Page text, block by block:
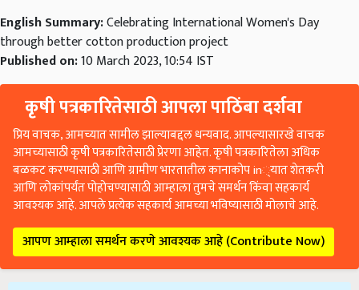
English Summary:Celebrating International Women's Day
through better cotton production project
Published on:10 March 2023, 10:54 IST
कृषी पत्रकारितेसाठी आपला पाठिंबा दर्शवा
प्रिय वाचक, आमच्यात सामील झाल्याबद्दल धन्यवाद. आपल्यासारखे वाचक
आमच्यासाठी कृषी पत्रकारितेसाठी प्रेरणा आहेत. कृषी पत्रकारितेला अधिक
बळकट करण्यासाठी आणि ग्रामीण भारतातील कानाकोप in्यात शेतकरी
आणि लोकांपर्यंत पोहोचण्यासाठी आम्हाला तुमचे समर्थन किंवा सहकार्य
आवश्यक आहे. आपले प्रत्येक सहकार्य आमच्या भविष्यासाठी मोलाचे आहे.
आपण आम्हाला समर्थन करणे आवश्यक आहे (Contribute Now)